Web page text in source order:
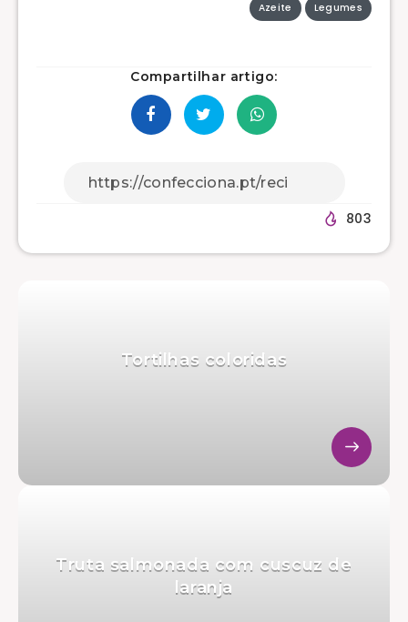
Azeite Legumes
Compartilhar artigo:
803
Tortilhas coloridas
Truta salmonada com cuscuz de
laranja